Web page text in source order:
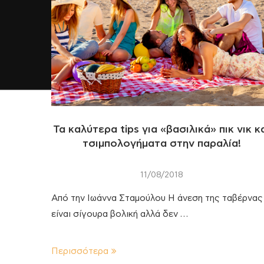
Τα καλύτερα tips για «βασιλικά» πικ νικ
τσιμπολογήματα στην παραλία!
11/08/2018
Από την Ιωάννα Σταμούλου Η άνεση της ταβέρνας
είναι σίγουρα βολική αλλά δεν …
Περισσότερα